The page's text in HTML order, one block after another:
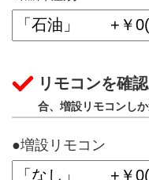
リモコンを確
合、増設リモコンしか
●増設リモコン